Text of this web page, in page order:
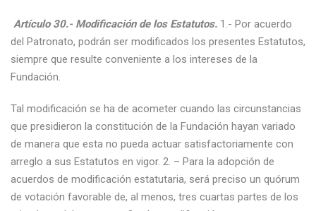
Artículo 30.- Modificación de los Estatutos. 1.- Por acuerdo
del Patronato, podrán ser modificados los presentes Estatutos,
siempre que resulte conveniente a los intereses de la
Fundación.
Tal modificación se ha de acometer cuando las circunstancias
que presidieron la constitución de la Fundación hayan variado
de manera que esta no pueda actuar satisfactoriamente con
arreglo a sus Estatutos en vigor. 2. – Para la adopción de
acuerdos de modificación estatutaria, será preciso un quórum
de votación favorable de, al menos, tres cuartas partes de los